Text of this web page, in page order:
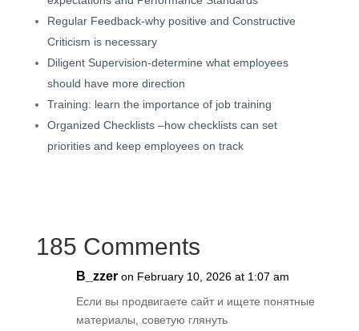
Regular Feedback-why positive and Constructive
Criticism is necessary
Diligent Supervision-determine what employees
should have more direction
Training: learn the importance of job training
Organized Checklists –how checklists can set
priorities and keep employees on track
185 Comments
B_zzer on February 10, 2026 at 1:07 am
Если вы продвигаете сайт и ищете понятные
материалы, советую глянуть